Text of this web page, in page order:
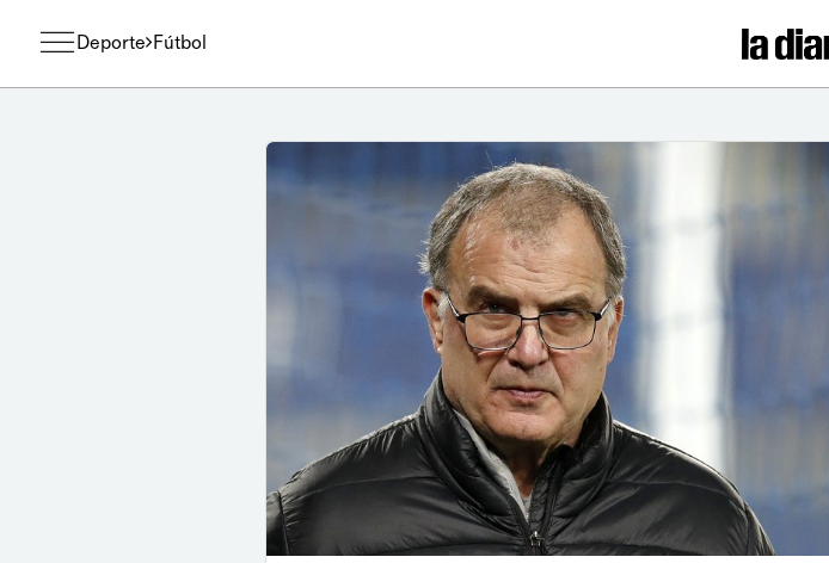
Deporte Fútbol